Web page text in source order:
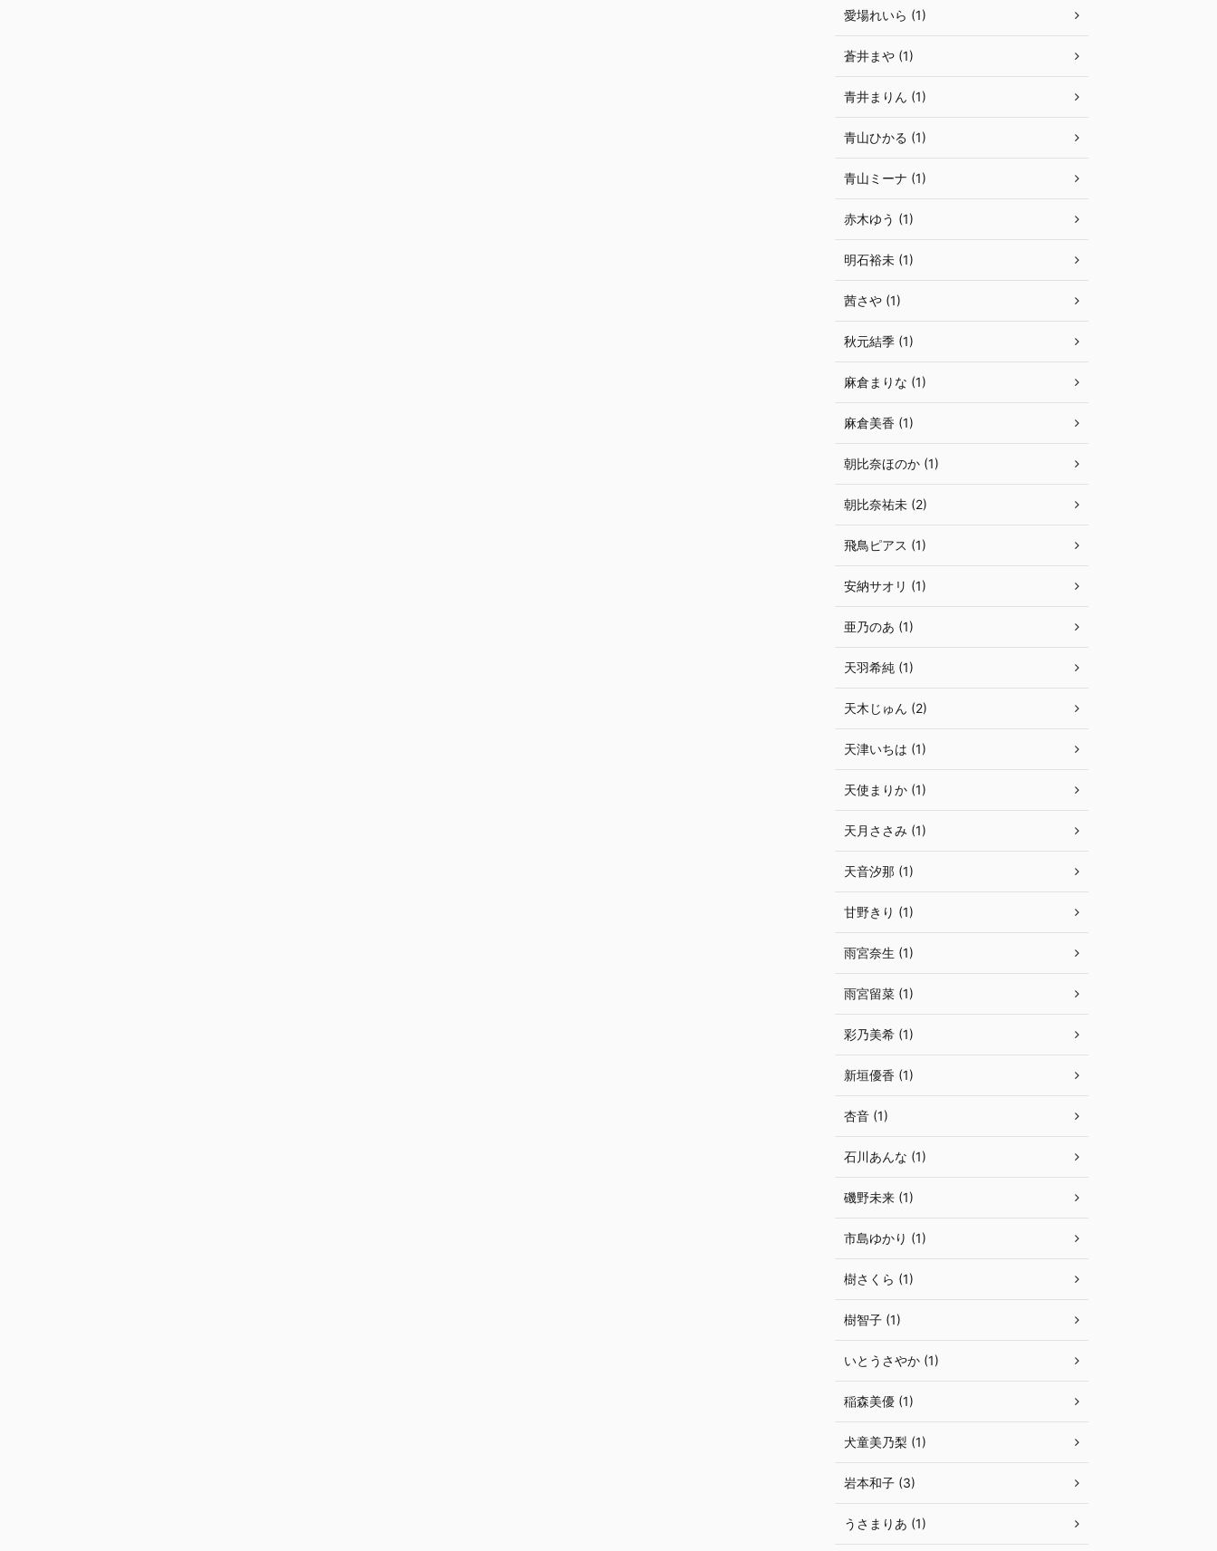
愛場れいら (1)
蒼井まや (1)
青井まりん (1)
青山ひかる (1)
青山ミーナ (1)
赤木ゆう (1)
明石裕未 (1)
茜さや (1)
秋元結季 (1)
麻倉まりな (1)
麻倉美香 (1)
朝比奈ほのか (1)
朝比奈祐未 (2)
飛鳥ピアス (1)
安納サオリ (1)
亜乃のあ (1)
天羽希純 (1)
天木じゅん (2)
天津いちは (1)
天使まりか (1)
天月ささみ (1)
天音汐那 (1)
甘野きり (1)
雨宮奈生 (1)
雨宮留菜 (1)
彩乃美希 (1)
新垣優香 (1)
杏音 (1)
石川あんな (1)
磯野未来 (1)
市島ゆかり (1)
樹さくら (1)
樹智子 (1)
いとうさやか (1)
稲森美優 (1)
犬童美乃梨 (1)
岩本和子 (3)
うさまりあ (1)